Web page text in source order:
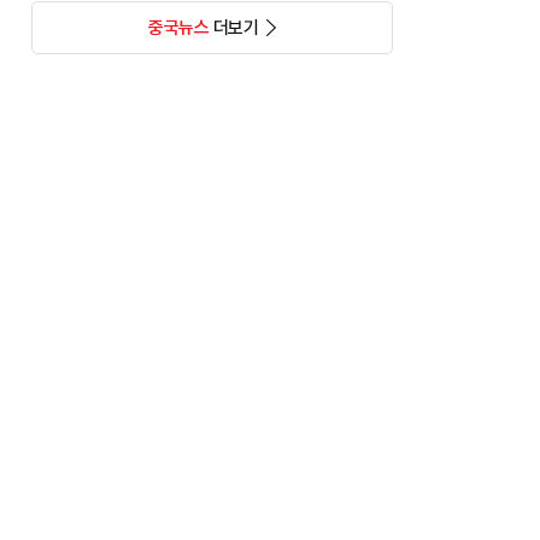
중국뉴스더보기